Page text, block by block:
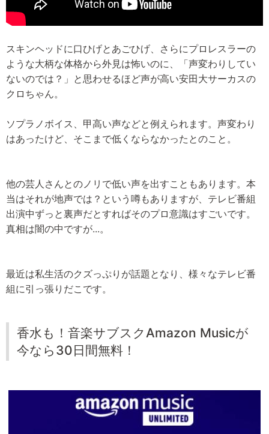
スキンヘッドに口ひげとあごひげ、さらにプロレスラーの
ような大柄な体格から外見は怖いのに、「声変わりしてい
ないのでは？」と思わせるほど声が高い安田大サーカスの
クロちゃん。
ソプラノボイス、甲高い声などと例えられます。声変わり
はあったけど、そこまで低くならなかったとのこと。
他の芸人さんとのノリで低い声を出すこともあります。本
当はそれが地声では？という噂もありますが、テレビ番組
出演中ずっと裏声だとすればそのプロ意識はすごいです。
真相は闇の中ですが...。
最近は私生活のクズっぷりが話題となり、様々なテレビ番
組に引っ張りだこです。
香水も！音楽サブスクAmazon Musicが
今なら30日間無料！